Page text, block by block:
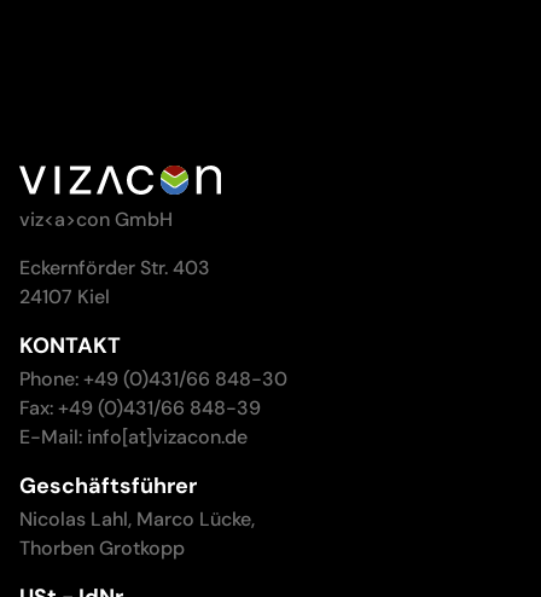
viz<a>con GmbH
Eckernförder Str. 403
24107 Kiel
KONTAKT
Phone: +49 (0)431/66 848-30
Fax: +49 (0)431/66 848-39
E-Mail: info[at]vizacon.de
Geschäftsführer
Nicolas Lahl, Marco Lücke,
Thorben Grotkopp